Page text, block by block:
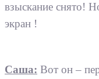
взыскание снято!
экран !
Саша: Вот он –